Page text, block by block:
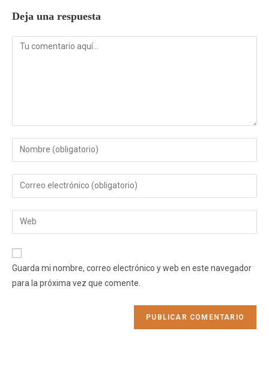
Deja una respuesta
Guarda mi nombre, correo electrónico y web en este navegador
para la próxima vez que comente.